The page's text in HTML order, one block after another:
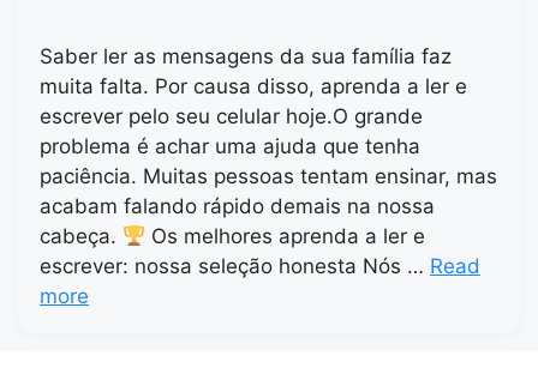
Saber ler as mensagens da sua família faz
muita falta. Por causa disso, aprenda a ler e
escrever pelo seu celular hoje.O grande
problema é achar uma ajuda que tenha
paciência. Muitas pessoas tentam ensinar, mas
acabam falando rápido demais na nossa
cabeça.
Os melhores aprenda a ler e
escrever: nossa seleção honesta Nós … Read
more